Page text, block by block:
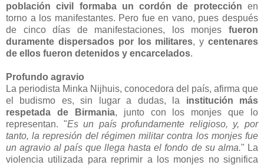
población civil formaba un cordón de protección en
torno a los manifestantes. Pero fue en vano, pues después
de cinco días de manifestaciones, los monjes fueron
duramente dispersados por los militares, ycentenares
de ellos fueron detenidos y encarcelados.
Profundo agravio
La periodista Minka Nijhuis, conocedora del país, afirma que
el budismo es, sin lugar a dudas, la institución más
respetada de Birmania, junto con los monjes que lo
representan. "Es un país profundamente religioso, y, por
tanto, la represión del régimen militar contra los monjes fue
un agravio al país que llega hasta el fondo de su alma." La
violencia utilizada para reprimir a los monjes no significa